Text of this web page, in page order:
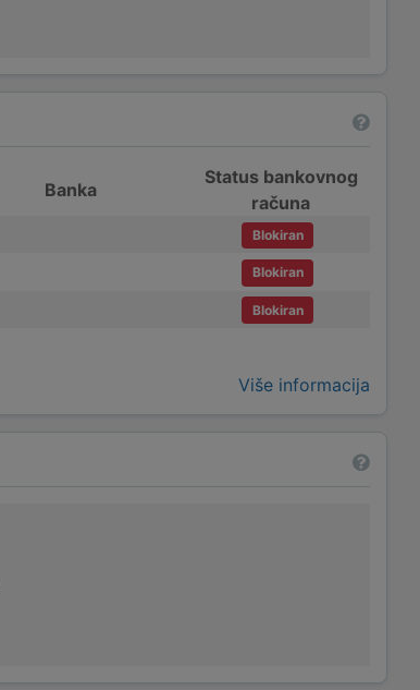
Banka
Status bankovnog
računa
Blokiran
Blokiran
Blokiran
Više informacija